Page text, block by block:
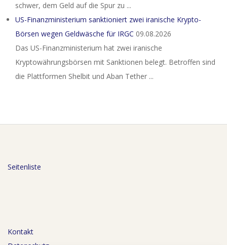
schwer, dem Geld auf die Spur zu ...
US-Finanzministerium sanktioniert zwei iranische Krypto-
Börsen wegen Geldwäsche für IRGC 09.08.2026
Das US-Finanzministerium hat zwei iranische
Kryptowährungsbörsen mit Sanktionen belegt. Betroffen sind
die Plattformen Shelbit und Aban Tether ...
Seitenliste
Kontakt